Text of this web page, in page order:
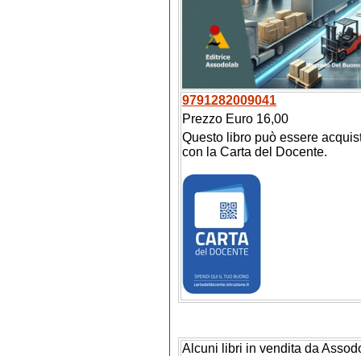
9791282009041
Prezzo Euro 16,00
Questo libro può essere
con la Carta del Docente.
Alcuni libri in vendita da